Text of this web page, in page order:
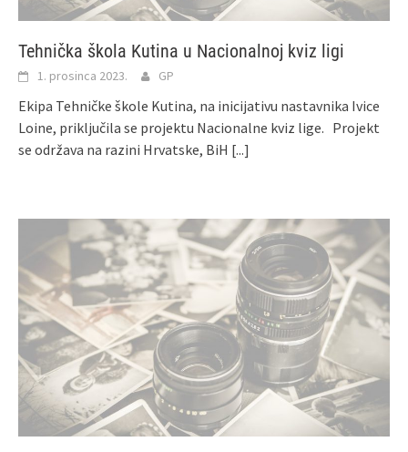
Tehnička škola Kutina u Nacionalnoj kviz ligi
1. prosinca 2023. GP
Ekipa Tehničke škole Kutina, na inicijativu nastavnika Ivice
Loine, priključila se projektu Nacionalne kviz lige. Projekt
se održava na razini Hrvatske, BiH [...]